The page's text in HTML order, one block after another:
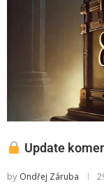
Update
by Ondřej Záruba